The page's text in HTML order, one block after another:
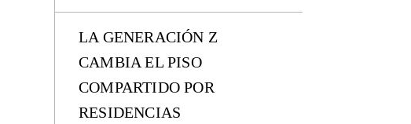
LA GENERACIÓN Z
CAMBIA EL PISO
COMPARTIDO POR
RESIDENCIAS